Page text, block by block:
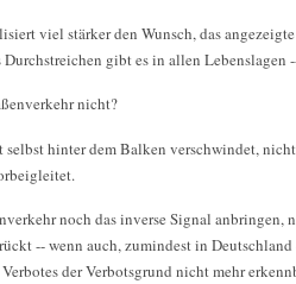
viel stärker den Wunsch, das
gibt es in allen Lebenslagen
nicht?
hinter dem Balken verschwindet,
noch das inverse Signal anbringen,
-- wenn auch, zumindest in
der Verbotsgrund nicht mehr